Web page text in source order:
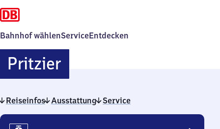
Bahnhof wählenServiceEntdecken
PritzierPritzier
Reiseinfos Ausstattung Service
Reiseinfos